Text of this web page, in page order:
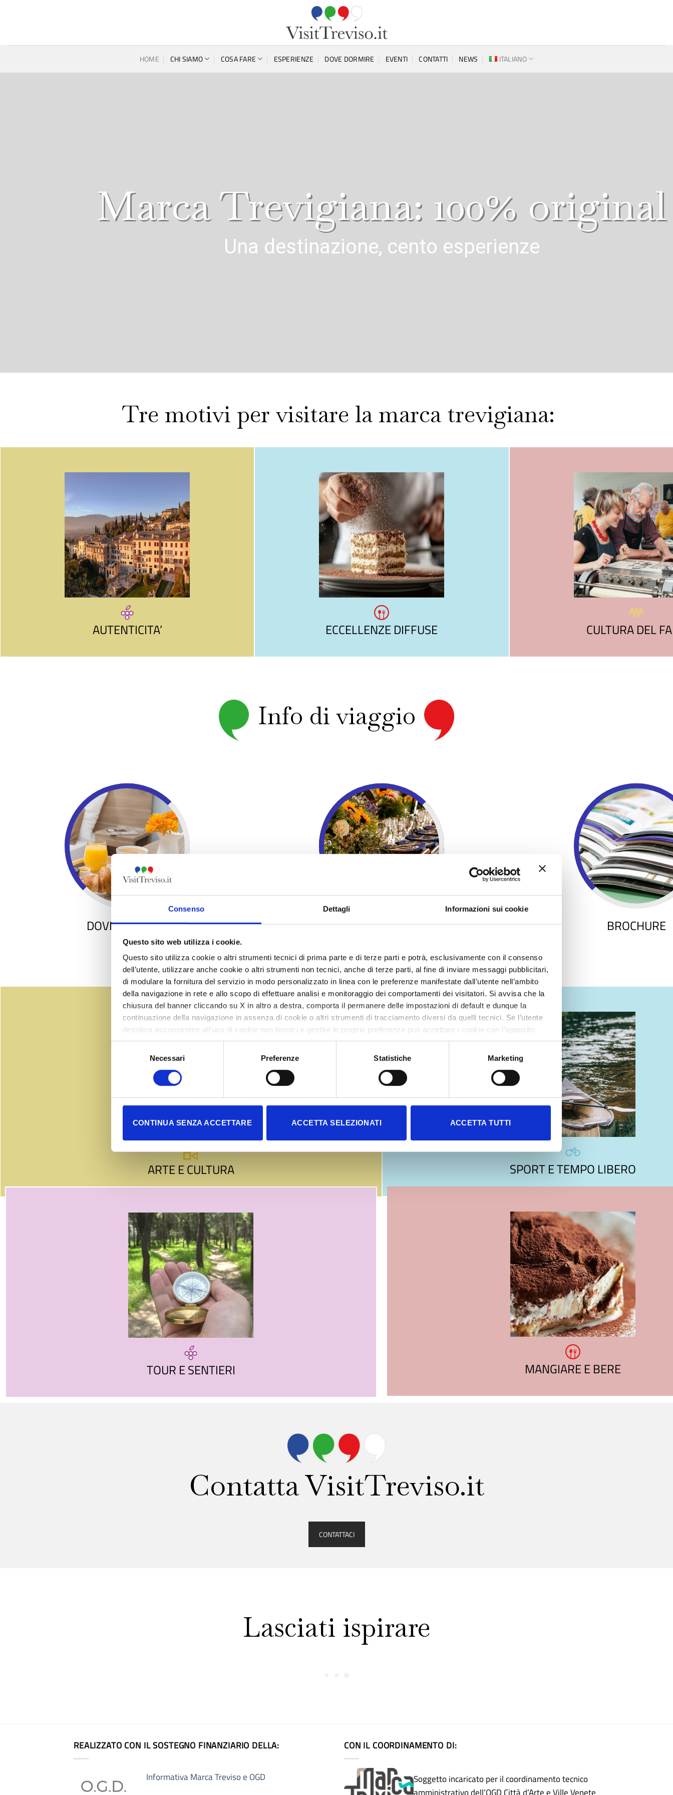
Consenso Dettagli Informazioni sui cookie
Questo sito web utilizza i cookie.
Questo sito utilizza cookie o altri strumenti tecnici di prima parte e di terze parti e potrà, esclusivamente con il consenso
dell’utente, utilizzare anche cookie o altri strumenti non tecnici, anche di terze parti, al fine di inviare messaggi pubblicitari,
di modulare la fornitura del servizio in modo personalizzato in linea con le preferenze manifestate dall’utente nell’ambito
della navigazione in rete e allo scopo di effettuare analisi e monitoraggio dei comportamenti dei visitatori. Si avvisa che la
chiusura del banner cliccando su X in altro a destra, comporta il permanere delle impostazioni di default e dunque la
continuazione della navigazione in assenza di cookie o altri strumenti di tracciamento diversi da quelli tecnici. Se l’utente
desidera acconsentire all’uso di cookie non tecnici e gestire le proprie preferenze può accettare i cookie con l’apposito
comando presente sul banner e accedere all’area di gestione per selezionare, in modo analitico, soltanto i cookie al cui
utilizzo sceglie di acconsentire. L’utente può sempre modificare le scelte compiute in ogni momento attraverso l’apposita
per avere tutte le informazioni di cui agli artt. 12 e 13 GDPR.
Necessari Preferenze Statistiche Marketing
CONTINUA SENZA ACCETTARE ACCETTA SELEZIONATI ACCETTA TUTTI
HOME CHI SIAMO COSA FARE ESPERIENZE DOVE DORMIRE EVENTI CONTATTI NEWS ITALIANO
Marca Trevigiana: 100% original
Una destinazione, cento esperienze
Tre motivi per visitare la marca trevigiana:
AUTENTICITA’ ECCELLENZE DIFFUSE CULTURA DEL
Info di viaggio
SCOPRI DI PIU'
DOVE DORMIRE
SCOPRI DI PIU'
EVENTI
SCOPRI DI PIU'
BROCHURE
ARTE E CULTURA SPORT E TEMPO LIBERO
TOUR E SENTIERI MANGIARE E BERE
Contatta VisitTreviso.it
CONTATTACI
Lasciati ispirare
REALIZZATO CON IL SOSTEGNO FINANZIARIO DELLA:
Informativa Marca Treviso e OGD
CON IL COORDINAMENTO DI:
Soggetto incaricato per il coordinamento tecnico
amministrativo dell’OGD Città d’Arte e Ville Venete